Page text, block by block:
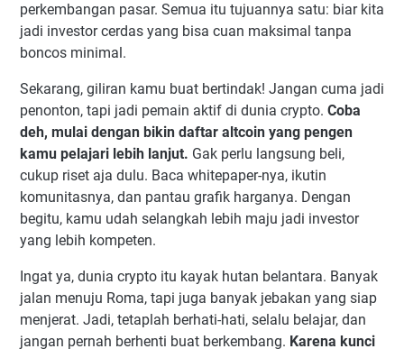
perkembangan pasar. Semua itu tujuannya satu: biar kita
jadi investor cerdas yang bisa cuan maksimal tanpa
boncos minimal.
Sekarang, giliran kamu buat bertindak! Jangan cuma jadi
penonton, tapi jadi pemain aktif di dunia crypto. Coba
deh, mulai dengan bikin daftar altcoin yang pengen
kamu pelajari lebih lanjut. Gak perlu langsung beli,
cukup riset aja dulu. Baca whitepaper-nya, ikutin
komunitasnya, dan pantau grafik harganya. Dengan
begitu, kamu udah selangkah lebih maju jadi investor
yang lebih kompeten.
Ingat ya, dunia crypto itu kayak hutan belantara. Banyak
jalan menuju Roma, tapi juga banyak jebakan yang siap
menjerat. Jadi, tetaplah berhati-hati, selalu belajar, dan
jangan pernah berhenti buat berkembang. Karena kunci